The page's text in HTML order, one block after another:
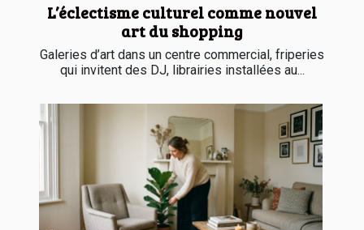
L’éclectisme culturel comme nouvel
art du shopping
Galeries d’art dans un centre commercial, friperies
qui invitent des DJ, librairies installées au...